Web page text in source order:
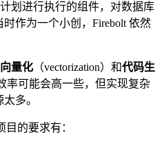
划进行执行的组件，对数据库
作为一个小创，Firebolt 依然
向量化 （vectorization）和代码生
率可能会高一些，但实现复杂
多。
目的要求有：